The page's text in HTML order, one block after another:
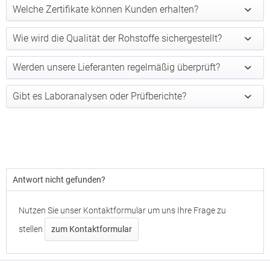
Welche Zertifikate können Kunden erhalten?
Wie wird die Qualität der Rohstoffe sichergestellt?
Werden unsere Lieferanten regelmäßig überprüft?
Gibt es Laboranalysen oder Prüfberichte?
Antwort nicht gefunden?
Nutzen Sie unser Kontaktformular um uns Ihre Frage zu
stellen
zum Kontaktformular